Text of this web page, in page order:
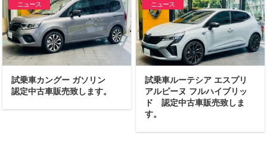
ニュース
試乗車カングー ガソリン
認定中古車販売致します。
ニュース
試乗車ルーテシア エスプリ
アルピーヌ フルハイブリッ
ド 認定中古車販売致しま
す。